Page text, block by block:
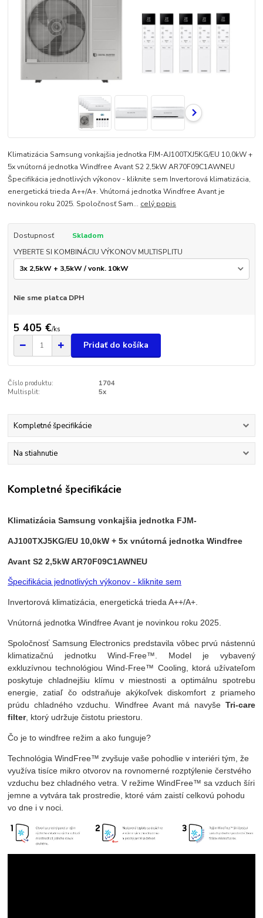
Klimatizácia Samsung vonkajšia jednotka FJM-AJ100TXJ5KG/EU 10,0kW +
5x vnútorná jednotka Windfree Avant S2 2,5kW AR70F09C1AWNEU
Špecifikácia jednotlivých výkonov - kliknite sem Invertorová klimatizácia,
energetická trieda A++/A+. Vnútorná jednotka Windfree Avant je
novinkou roku 2025. Spoločnosť Sam... celý popis
Dostupnosť
Skladom
VYBERTE SI KOMBINÁCIU VÝKONOV MULTISPLITU
Nie sme platca DPH
5 405 €/ks
Pridať do košíka
Číslo produktu:
1704
Multisplit:
5x
Kompletné špecifikácie
Na stiahnutie
Kompletné špecifikácie
Klimatizácia Samsung vonkajšia jednotka FJM-
AJ100TXJ5KG/EU 10,0kW + 5x vnútorná jednotka Windfree
Avant S2 2,5kW AR70F09C1AWNEU
Špecifikácia jednotlivých výkonov - kliknite sem
Invertorová klimatizácia, energetická trieda A++/A+.
Vnútorná jednotka Windfree Avant je novinkou roku 2025.
Spoločnosť Samsung Electronics predstavila vôbec prvú nástennú
klimatizačnú jednotku Wind-Free™. Model je vybavený
exkluzívnou technológiou Wind-Free™ Cooling, ktorá užívateľom
poskytuje chladnejšiu klímu v miestnosti a optimálnu spotrebu
energie, zatiaľ čo odstraňuje akýkoľvek diskomfort z priameho
prúdu chladného vzduchu. Windfree Avant má navyše Tri-care
filter, ktorý udržuje čistotu priestoru.
Čo je to windfree režim a ako funguje?
Technológia WindFree™ zvyšuje vaše pohodlie v interiéri tým, že
využíva tisíce mikro otvorov na rovnomerné rozptýlenie čerstvého
vzduchu bez chladného vetra. V režime WindFree™ sa vzduch šíri
jemne a vytvára tak prostredie, ktoré vám zaistí celkovú pohodu
vo dne i v noci.